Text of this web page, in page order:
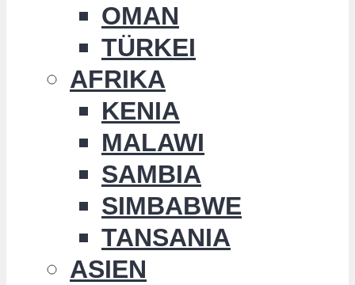
OMAN
TÜRKEI
AFRIKA
KENIA
MALAWI
SAMBIA
SIMBABWE
TANSANIA
ASIEN